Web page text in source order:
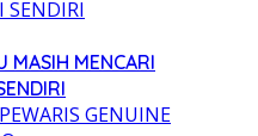
MASIH MENCARI